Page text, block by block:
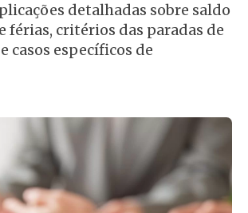
detalhadas sobre saldo
férias, critérios das paradas de
casos específicos de